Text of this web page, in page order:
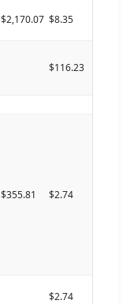
$2,170.07 $8.35
$116.23
$355.81 $2.74
$2.74